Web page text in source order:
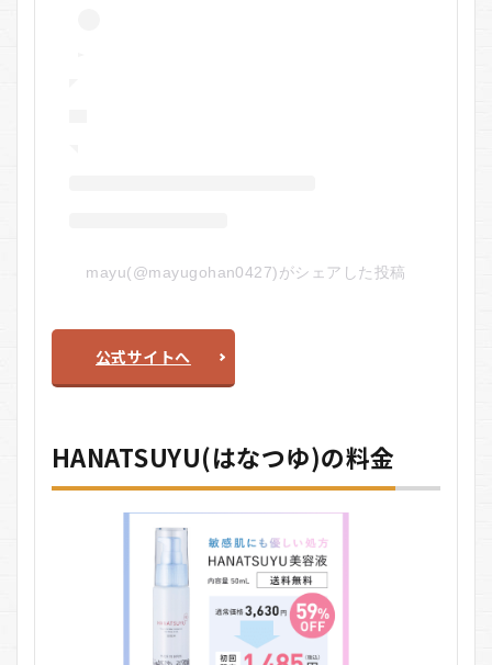
mayu(@mayugohan0427)がシェアした投稿
公式サイトへ
HANATSUYU(はなつゆ)の料金